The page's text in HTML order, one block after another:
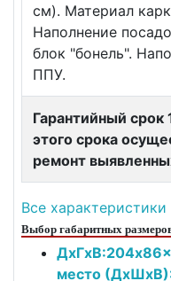
см). Материал
Наполнение
блок "бонель".
ППУ.
Гарантийный срок
этого срока
ремонт
Все характеристики
Выбор габаритных
место